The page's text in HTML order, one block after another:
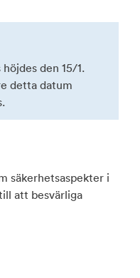
den 15/1.
detta datum
säkerhetsaspekter i
att besvärliga